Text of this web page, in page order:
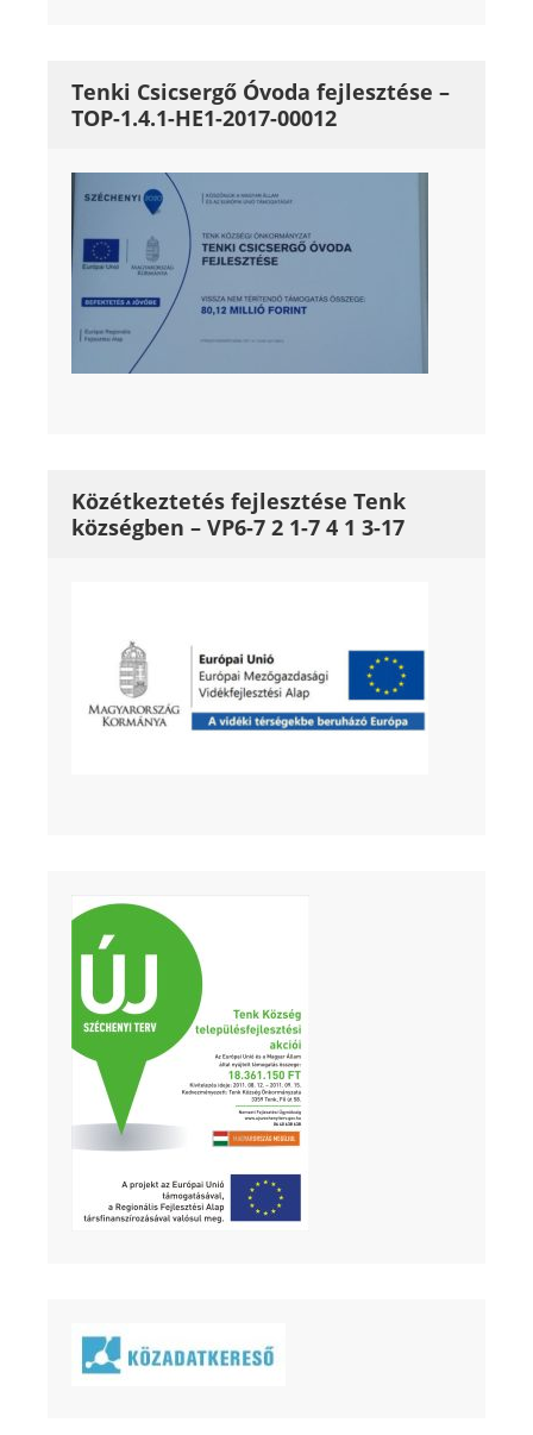
Tenki Csicsergő Óvoda fejlesztése –
TOP-1.4.1-HE1-2017-00012
Közétkeztetés fejlesztése Tenk
községben – VP6-7 2 1-7 4 1 3-17